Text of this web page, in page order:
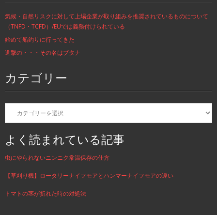
気候・自然リスクに対して上場企業が取り組みを推奨されているものについて
（TNFD・TCFD）/EUでは義務付けられている
始めて船釣りに行ってきた
進撃の・・・その名はブタナ
カテゴリー
カ
ゴ
リ
ー
よく読まれている記事
虫にやられないニンニク常温保存の仕方
【草刈り機】ロータリーナイフモアとハンマーナイフモアの違い
トマトの茎が折れた時の対処法